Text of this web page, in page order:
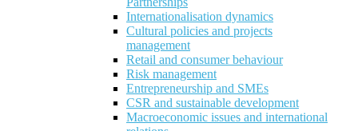
Internationalisation dynamics
Cultural policies and projects
management
Retail and consumer behaviour
Risk management
Entrepreneurship and SMEs
CSR and sustainable development
Macroeconomic issues and international